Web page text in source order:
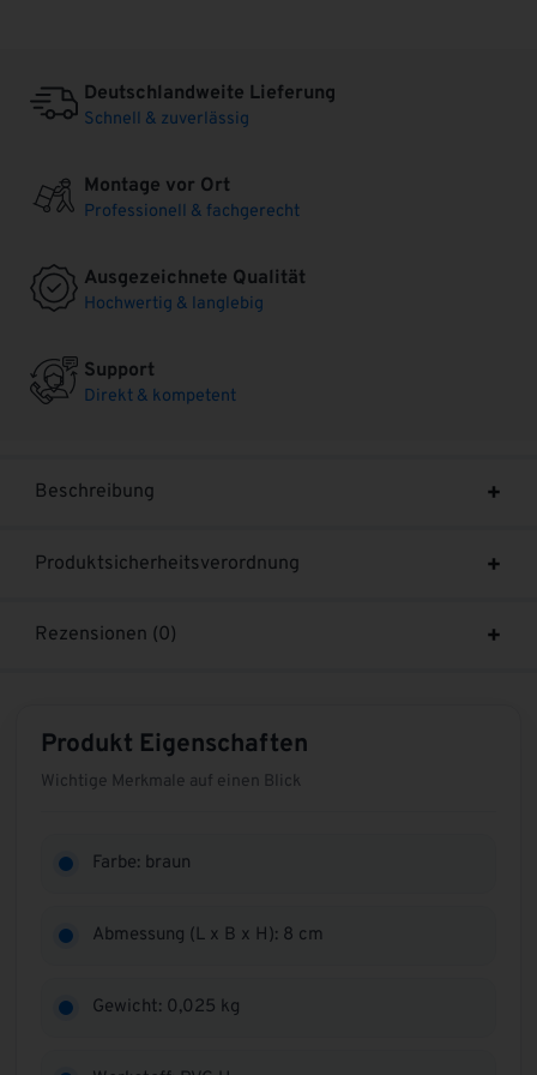
Deutschlandweite Lieferung
Schnell & zuverlässig
Montage vor Ort
Professionell & fachgerecht
Ausgezeichnete Qualität
Hochwertig & langlebig
Support
Direkt & kompetent
Beschreibung
Produktsicherheitsverordnung
Rezensionen (0)
Produkt Eigenschaften
Wichtige Merkmale auf einen Blick
Farbe: braun
Abmessung (L x B x H): 8 cm
Gewicht: 0,025 kg